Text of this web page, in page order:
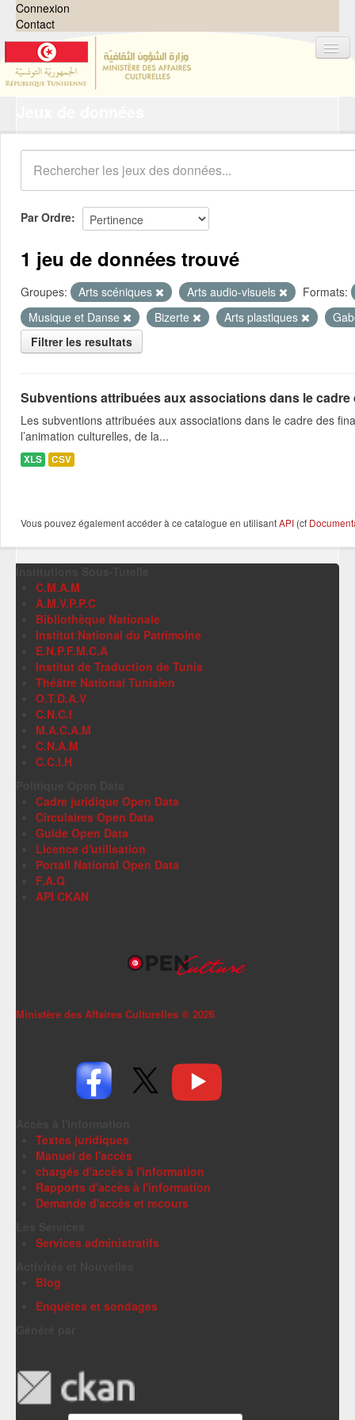
Connexion
Contact
Organisations
Groupes
Demandes 0
À propos
Par Ordre
1 jeu de données trouvé
Groupes: Arts scéniques Arts audio-visuels
Formats:
Musique et Danse
Bizerte Arts plastiques
Filtrer les resultats
Subventions attribuées aux associations dans le
Les subventions attribuées aux associations dans le cadre des
l’animation culturelles, de la...
XLS CSV
Vous pouvez également accéder à ce catalogue en utilisantAPI (cf
C.M.A.M
A.M.V.P.P.C
Bibliothèque Nationale
Institut National du Patrimoine
E.N.P.F.M.C.A
Institut de Traduction de Tunis
Théâtre National Tunisien
O.T.D.A.V
C.N.C.I
M.A.C.A.M
C.N.A.M
C.C.I.H
Cadre juridique Open Data
Circulaires Open Data
Guide Open Data
Licence d'utilisation
Portail National Open Data
F.A.Q
API CKAN
Ministère des Affaires Culturelles © 2026
Textes juridiques
Manuel de l'accès
chargés d'accès à l'information
Rapports d'accès à l'information
Demande d'accès et recours
Services administratifs
Blog
Enquêtes et sondages